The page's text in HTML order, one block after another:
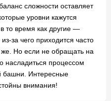
сложности оставляет
уровни кажутся
то время как другие —
за чего приходится часто
же. Но если не обращать на
насладиться процессом
башни. Интересные
внимания!